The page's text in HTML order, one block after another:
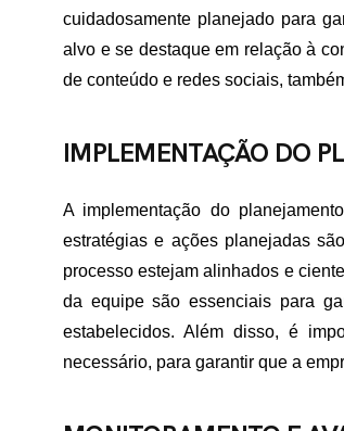
cuidadosamente planejado para
alvo e se destaque em relação à
de conteúdo e redes sociais,
IMPLEMENTAÇÃO DO
A implementação do
estratégias e ações planejadas
processo estejam alinhados e
da equipe são essenciais para
estabelecidos. Além disso, é
necessário, para garantir que a